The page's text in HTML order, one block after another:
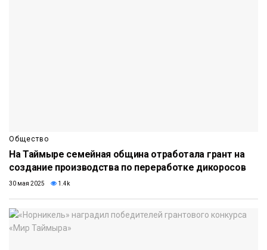
Общество
На Таймыре семейная община отработала грант на
создание производства по переработке дикоросов
30 мая 2025 1.4k